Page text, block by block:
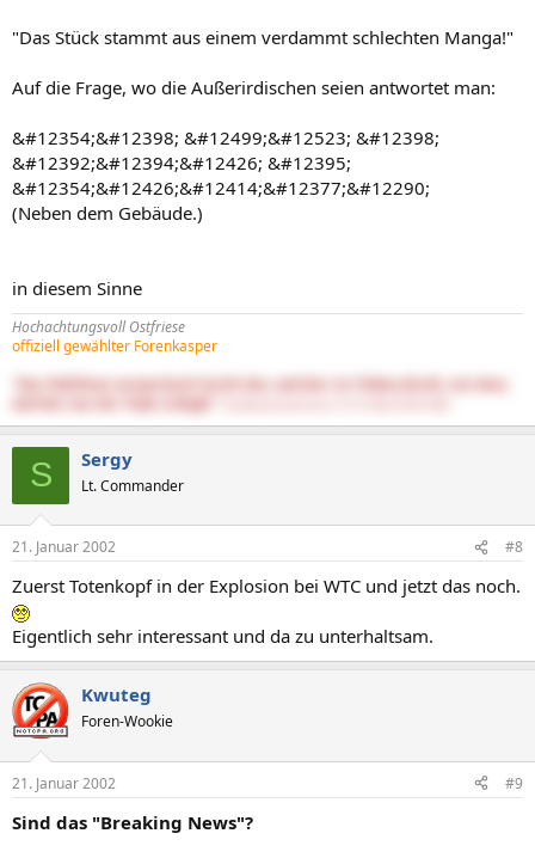
"Das Stück stammt aus einem verdammt schlechten Manga!"
Auf die Frage, wo die Außerirdischen seien antwortet man:
&#12354;&#12398; &#12499;&#12523; &#12398;
&#12392;&#12394;&#12426; &#12395;
&#12354;&#12426;&#12414;&#12377;&#12290;
(Neben dem Gebäude.)
in diesem Sinne
Hochachtungsvoll Ostfriese
offiziell gewählter Forenkasper
"Das Publikum verwechselt leicht den, welcher im Trüben fischt, mit dem,
S Sergy
Lt. Commander
21. Januar 2002 #8
Zuerst Totenkopf in der Explosion bei WTC und jetzt das noch.
Eigentlich sehr interessant und da zu unterhaltsam.
Kwuteg
Foren-Wookie
21. Januar 2002 #9
Sind das "Breaking News"?